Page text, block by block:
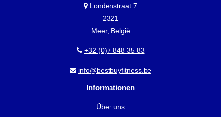
Londenstraat 7
2321
Meer, België
+32 (0)7 848 35 83
info@bestbuyfitness.be
Informationen
Über uns